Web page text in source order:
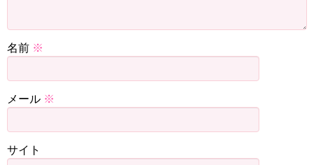
名前 ※
メール ※
サイト